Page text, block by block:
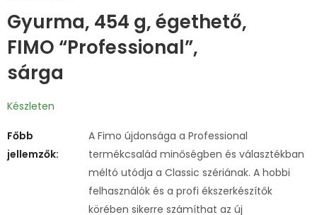
Gyurma, 454 g, égethető,
FIMO “Professional”,
sárga
Készleten
Főbb
jellemzők:
A Fimo újdonsága a Professional
termékcsalád minőségben és választékban
méltó utódja a Classic szériának. A hobbi
felhasználók és a profi ékszerkészítők
körében sikerre számíthat az új